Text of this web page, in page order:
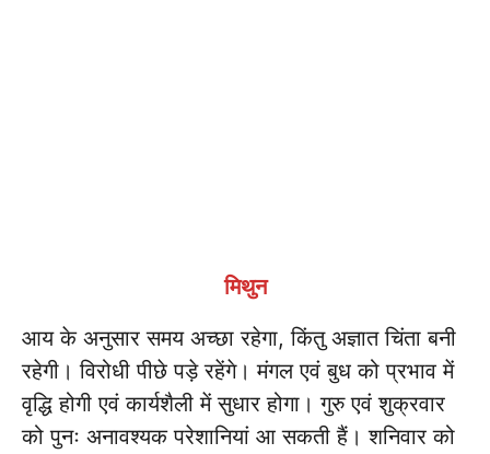
मिथुन
आय के अनुसार समय अच्छा रहेगा, किंतु अज्ञात चिंता बनी
रहेगी। विरोधी पीछे पड़े रहेंगे। मंगल एवं बुध को प्रभाव में
वृद्धि होगी एवं कार्यशैली में सुधार होगा। गुरु एवं शुक्रवार
को पुनः अनावश्यक परेशानियां आ सकती हैं। शनिवार को